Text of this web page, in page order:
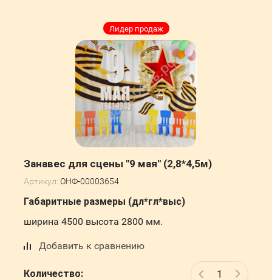
Лидер продаж
Занавес для сцены "9 мая" (2,8*4,5м)
Артикул: ОНФ-00003654
Габаритные размеры (дл*гл*выс)
ширина 4500 высота 2800 мм.
Добавить к сравнению
Количество: